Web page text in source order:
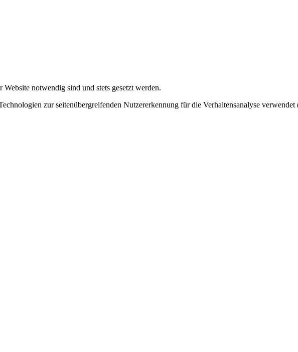
notwendig sind und stets gesetzt werden.
zur seitenübergreifenden Nutzererkennung für die Verhaltensanalyse